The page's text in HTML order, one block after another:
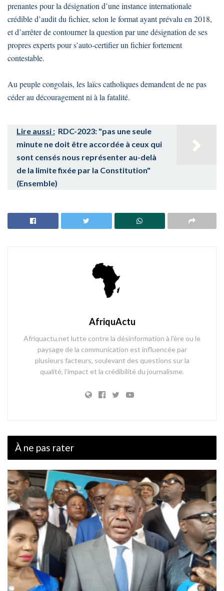
prenantes pour la désignation d’une instance internationale
crédible d’audit du fichier, selon le format ayant prévalu en 2018,
et d’arrêter de contourner la question par une désignation de ses
propres experts pour s’auto-certifier un fichier fortement
contestable.
Au peuple congolais, les laïcs catholiques demandent de ne pas
céder au découragement ni à la fatalité.
Lire aussi : RDC-2023: "pas une seule
minute ne doit être accordée à ceux qui
sont censés nous représenter au-delà
de la limite fixée par la Constitution"
(Ensemble)
AfriquActu
Afriquactu.net lutte contre la désinformation à l'ère ou le
paysage de la communication est influencée par
plusieurs facteurs, soulevant des questions sur la
qualité, l'impact et la crédibilité du journalisme.
À ne pas rater